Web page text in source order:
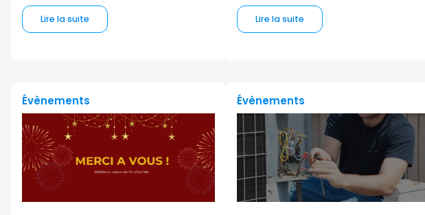
Lire la suite Lire la suite
Évènements Évènements